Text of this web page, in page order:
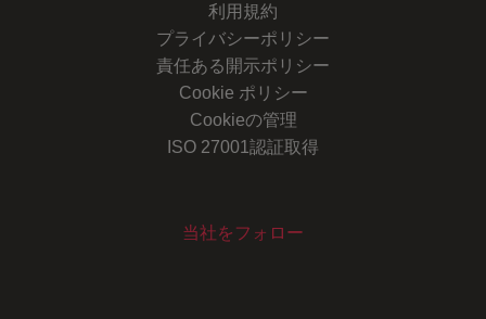
利用規約
プライバシーポリシー
責任ある開示ポリシー
Cookie ポリシー
Cookieの管理
ISO 27001認証取得
当社をフォロー